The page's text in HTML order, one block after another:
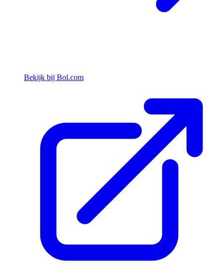
Bekijk bij Bol.com